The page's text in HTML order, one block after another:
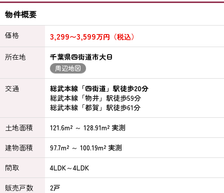
物件概要
価格 3,299〜3,599万円（税込）
所在地
千葉県四街道市大日
周辺地図
交通
総武本線「四街道」駅徒歩20分
総武本線「物井」駅徒歩59分
総武本線「都賀」駅徒歩61分
土地面積
121.6m² ～ 128.91m² 実測
建物面積
97.7m² ～ 100.19m² 実測
間取
4LDK～4LDK
販売戸数
2戸